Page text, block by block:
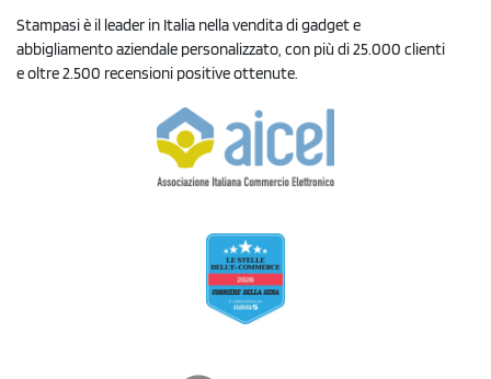
Stampasi è il leader in Italia nella vendita di gadget e
abbigliamento aziendale personalizzato, con più di 25.000 clienti
e oltre 2.500 recensioni positive ottenute.